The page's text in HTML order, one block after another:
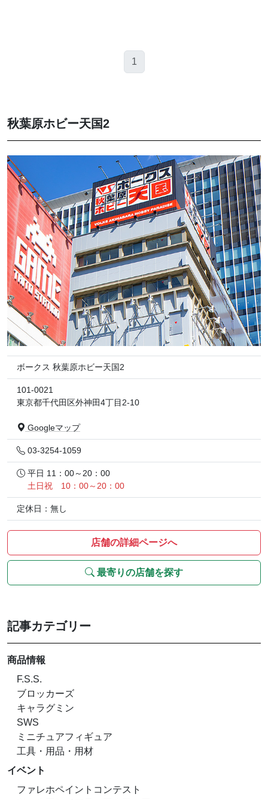
1
秋葉原ホビー天国2
ボークス 秋葉原ホビー天国2
101-0021
東京都千代田区外神田4丁目2-10
Googleマップ
03-3254-1059
平日 11：00～20：00
土日祝 10：00～20：00
定休日：無し
店舗の詳細ページへ
最寄りの店舗を探す
記事カテゴリー
商品情報
F.S.S.
ブロッカーズ
キャラグミン
SWS
ミニチュアフィギュア
工具・用品・用材
イベント
ファレホペイントコンテスト